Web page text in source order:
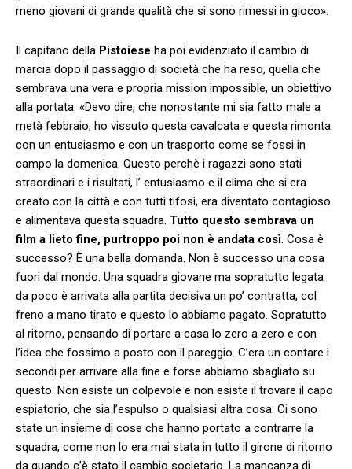
meno giovani di grande qualità che si sono rimessi in gioco».
Il capitano della Pistoiese ha poi evidenziato il cambio di
marcia dopo il passaggio di società che ha reso, quella che
sembrava una vera e propria mission impossible, un obiettivo
alla portata: «Devo dire, che nonostante mi sia fatto male a
metà febbraio, ho vissuto questa cavalcata e questa rimonta
con un entusiasmo e con un trasporto come se fossi in
campo la domenica. Questo perchè i ragazzi sono stati
straordinari e i risultati, l’ entusiasmo e il clima che si era
creato con la città e con tutti tifosi, era diventato contagioso
e alimentava questa squadra. Tutto questo sembrava un
film a lieto fine, purtroppo poi non è andata così . Cosa è
successo? È una bella domanda. Non è successo una cosa
fuori dal mondo. Una squadra giovane ma sopratutto legata
da poco è arrivata alla partita decisiva un po’ contratta, col
freno a mano tirato e questo lo abbiamo pagato. Sopratutto
al ritorno, pensando di portare a casa lo zero a zero e con
l’idea che fossimo a posto con il pareggio. C’era un contare i
secondi per arrivare alla fine e forse abbiamo sbagliato su
questo. Non esiste un colpevole e non esiste il trovare il capo
espiatorio, che sia l’espulso o qualsiasi altra cosa. Ci sono
state un insieme di cose che hanno portato a contrarre la
squadra, come non lo era mai stata in tutto il girone di ritorno
da quando c’è stato il cambio societario. La mancanza di